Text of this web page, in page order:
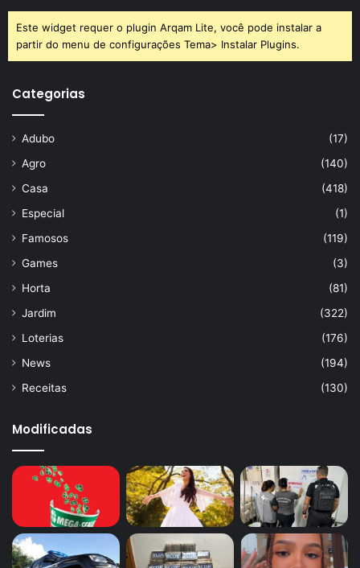
Este widget requer o plugin Arqam Lite, você pode instalar a
partir do menu de configurações Tema> Instalar Plugins.
Categorias
Adubo
(17)
Agro
(140)
Casa
(418)
Especial
(1)
Famosos
(119)
Games
(3)
Horta
(81)
Jardim
(322)
Loterias
(176)
News
(194)
Receitas
(130)
Modificadas